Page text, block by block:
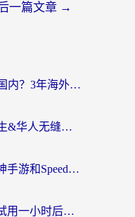
一篇文章 →
从比利时用什么VPN访问国内？3年海外党亲测有效的无缝回国上网指南
海外回国VPN推荐：留学生&华人无缝访问国内资源的实用指南
海外党选回国加速器：雷神手游和SpeedCN哪个好？附避坑指南
海外党必看：猎豹加速器试用一小时后，我终于找到无缝访问国内资源的正确姿势